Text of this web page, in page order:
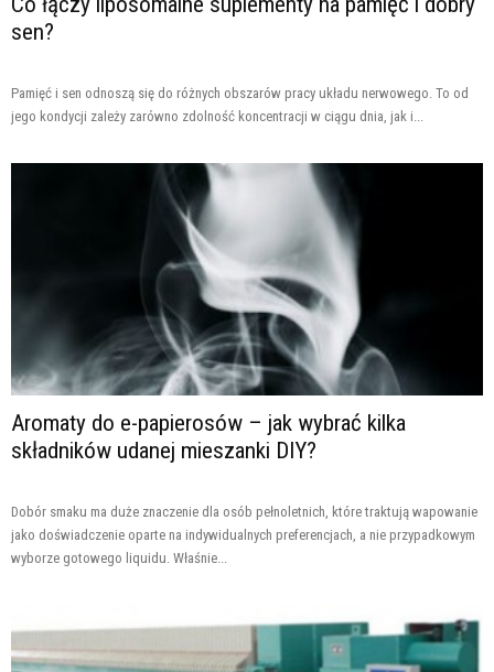
sen?
Pamięć i sen odnoszą się do różnych obszarów pracy układu nerwowego. To od
jego kondycji zależy zarówno zdolność koncentracji w ciągu dnia, jak i...
Aromaty do e-papierosów – jak wybrać kilka
składników udanej mieszanki DIY?
Dobór smaku ma duże znaczenie dla osób pełnoletnich, które traktują wapowanie
jako doświadczenie oparte na indywidualnych preferencjach, a nie przypadkowym
wyborze gotowego liquidu. Właśnie...